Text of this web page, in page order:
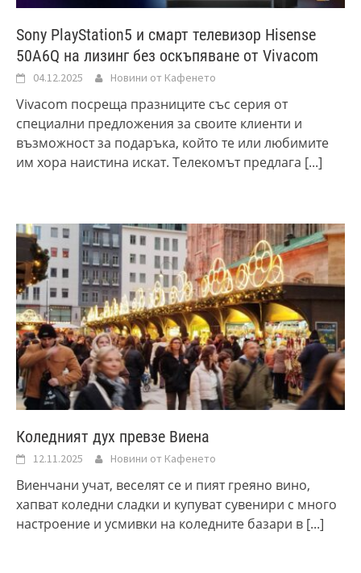
Sony PlayStation5 и смарт телевизор Hisense
50A6Q на лизинг без оскъпяване от Vivacom
04.12.2025 Новини от Кафенето
Vivacom посреща празниците със серия от
специални предложения за своите клиенти и
възможност за подаръка, който те или любимите
им хора наистина искат. Телекомът предлага [...]
Коледният дух превзе Виена
12.11.2025 Новини от Кафенето
Виенчани учат, веселят се и пият греяно вино,
хапват коледни сладки и купуват сувенири с много
настроение и усмивки на коледните базари в [...]